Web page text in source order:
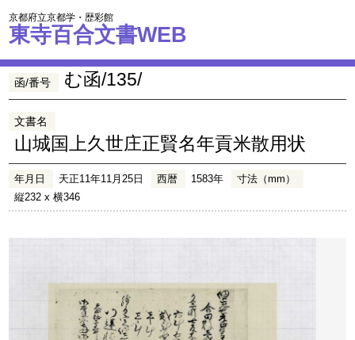
京都府立京都学・歴彩館
東寺百合文書WEB
函/番号 む函/135/
文書名
山城国上久世庄正賢名年貢米散用状
年月日 天正11年11月25日 西暦 1583年
寸法（mm）
縦232 x 横346